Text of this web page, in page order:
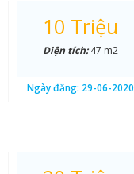
10 Triệu
Diện tích:47 m2
Ngày đăng: 29-06-2020